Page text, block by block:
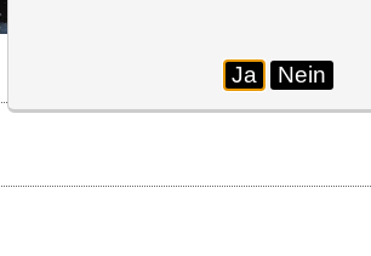
Ja Nein